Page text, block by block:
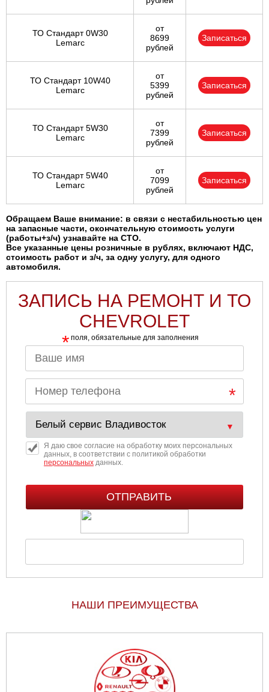
ТО Стандарт 0W30
Lemarc
от
8699
рублей
Записаться
ТО Стандарт 10W40
Lemarc
от
5399
рублей
Записаться
ТО Стандарт 5W30
Lemarc
от
7399
рублей
Записаться
ТО Стандарт 5W40
Lemarc
от
7099
рублей
Записаться
Обращаем Ваше внимание: в связи с нестабильностью цен
на запасные части, окончательную стоимость услуги
(работы+з/ч) узнавайте на СТО.
Все указанные цены розничные в рублях, включают НДС,
стоимость работ и з/ч, за одну услугу, для одного
автомобиля.
ЗАПИСЬ НА РЕМОНТ И ТО
CHEVROLET
* поля, обязательные для заполнения
Я даю свое согласие на обработку моих персональных
данных, в соответствии с политикой обработки
персональныхданных.
НАШИ ПРЕИМУЩЕСТВА